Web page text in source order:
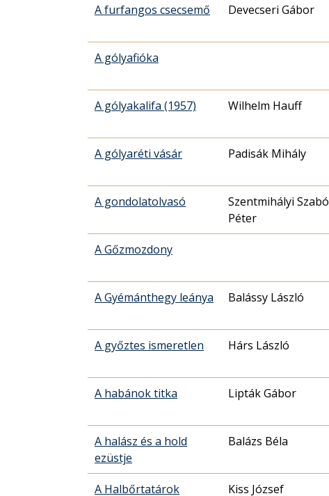
A furfangos csecsemő Devecseri Gábor
A gólyafióka
A gólyakalifa (1957) Wilhelm Hauff
A gólyaréti vásár Padisák Mihály
A gondolatolvasó
Szentmihályi Szabó
Péter
A Gőzmozdony
A Gyémánthegy leánya Balássy László
A győztes ismeretlen Hárs László
A habánok titka Lipták Gábor
A halász és a hold
ezüstje
Balázs Béla
A Halbőrtatárok Kiss József